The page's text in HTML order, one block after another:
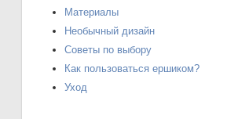
Материалы
Необычный дизайн
Советы по выбору
Как пользоваться ершиком?
Уход